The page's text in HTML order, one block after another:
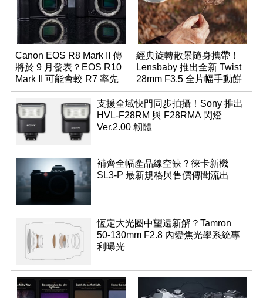
Canon EOS R8 Mark II 傳
將於 9 月發表？EOS R10
Mark II 可能會較 R7 率先
推出
經典旋轉散景隨身攜帶！
Lensbaby 推出全新 Twist
28mm F3.5 全片幅手動餅
乾鏡
支援全域快門同步拍攝！Sony 推出
HVL-F28RM 與 F28RMA 閃燈
Ver.2.00 韌體
補齊全幅產品線空缺？徠卡新機
SL3-P 最新規格與售價傳聞流出
恆定大光圈中望遠新解？Tamron
50-130mm F2.8 內變焦光學系統專
利曝光